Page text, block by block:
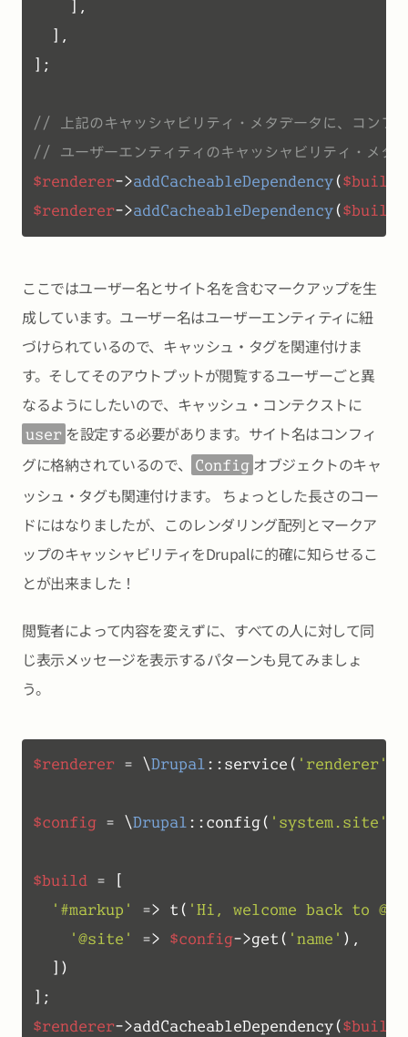
    ],
  ],
];
// 上記のキャッシャビリティ・メタデータに、コンフ
// ユーザーエンティティのキャッシャビリティ・メタ
$renderer->addCacheableDependency ( $build
$renderer->addCacheableDependency ( $build
ここではユーザー名とサイト名を含むマークアップを生
成しています。ユーザー名はユーザーエンティティに紐
づけられているので、キャッシュ・タグを関連付けま
す。そしてそのアウトプットが閲覧するユーザーごと異
なるようにしたいので、キャッシュ・コンテクストに
user を設定する必要があります。サイト名はコンフィ
グに格納されているので、
Config オブジェクトのキャ
ッシュ・タグも関連付けます。 ちょっとした長さのコー
ドにはなりましたが、このレンダリング配列とマークア
ップのキャッシャビリティをDrupalに的確に知らせるこ
とが出来ました！
閲覧者によって内容を変えずに、すべての人に対して同
じ表示メッセージを表示するパターンも見てみましょ
う。
$renderer = \Drupal ::service( 'renderer'
$config = \Drupal ::config( 'system.site'
$build = [
'#markup'
=> t( 'Hi, welcome back to
'@site'
=> $config->get( 'name' ),
  ])
$renderer->addCacheableDependency( $build